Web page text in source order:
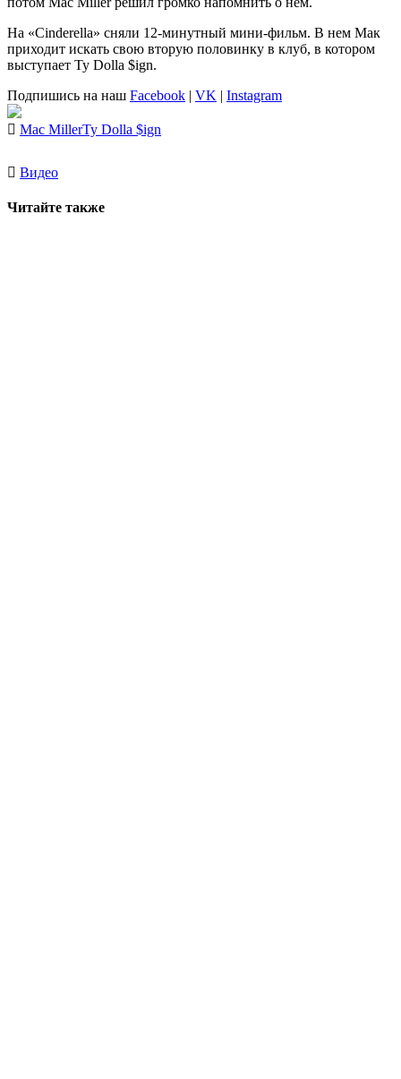
На «Cinderella» сняли 12-минутный мини-фильм. В нем Мак
приходит искать свою вторую половинку в клуб, в котором
выступает Ty Dolla $ign.
Подпишись на наш Facebook | VK | Instagram
Mac MillerTy Dolla $ign
Видео
Читайте также